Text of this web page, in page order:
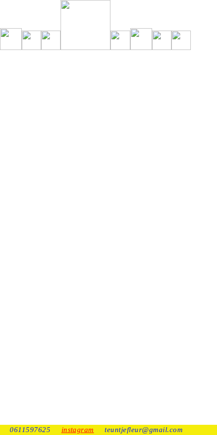
0611597625 instagram teuntjefleur@gmail.com